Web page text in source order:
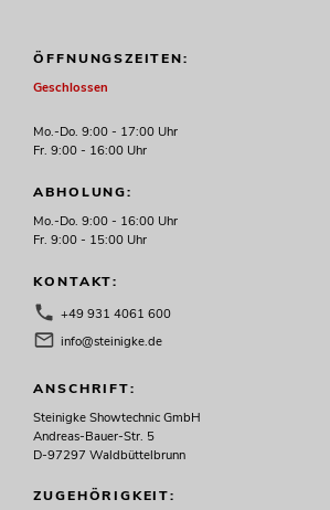
ÖFFNUNGSZEITEN:
Geschlossen
Mo.-Do. 9:00 - 17:00 Uhr
Fr. 9:00 - 16:00 Uhr
ABHOLUNG:
Mo.-Do. 9:00 - 16:00 Uhr
Fr. 9:00 - 15:00 Uhr
KONTAKT:
+49 931 4061 600
info@steinigke.de
ANSCHRIFT:
Steinigke Showtechnic GmbH
Andreas-Bauer-Str. 5
D-97297 Waldbüttelbrunn
ZUGEHÖRIGKEIT: